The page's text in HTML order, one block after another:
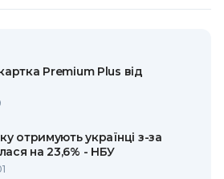
Premium Plus від
отримують українці з-за
на 23,6% - НБУ